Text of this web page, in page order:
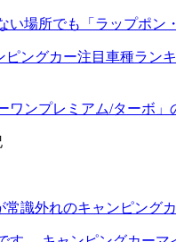
い場所でも「ラップポ
ピングカー注目車種ラン
ワンプレミアム/ターボ
常識外れのキャンピング